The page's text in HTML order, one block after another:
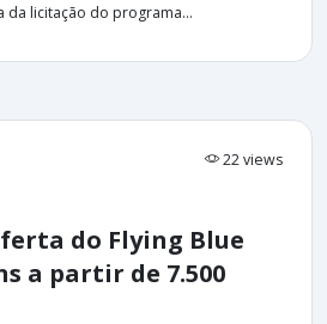
da licitação do programa...
22 views
do Flying Blue
a partir de 7.500